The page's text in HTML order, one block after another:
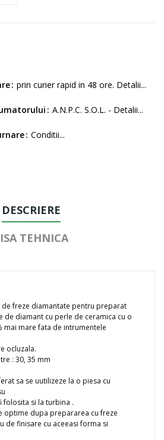
prin curier rapid in 48 ore. Detalii...
A.N.P.C. S.O.L. - Detalii...
Conditii...
DESCRIERE
TEHNICA
freze diamantate pentru preparat
de diamant cu perle de ceramica cu o
mai mare fata de intrumentele
ocluzala.
: 30, 35 mm
sa se uutilizeze la o piesa cu
si la turbina .
optime dupa prepararea cu freze
de finisare cu aceeasi forma si